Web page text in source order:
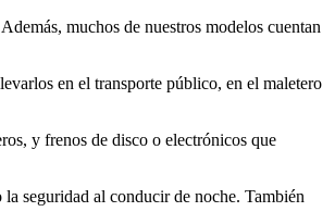
muchos de nuestros modelos cuentan
en el transporte público, en el maletero
y frenos de disco o electrónicos que
seguridad al conducir de noche. También